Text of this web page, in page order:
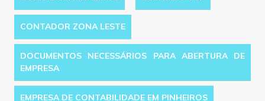
CONTADOR ZONA LESTE
DOCUMENTOS NECESSÁRIOS PARA ABERTURA DE
EMPRESA
EMPRESA DE CONTABILIDADE EM PINHEIROS